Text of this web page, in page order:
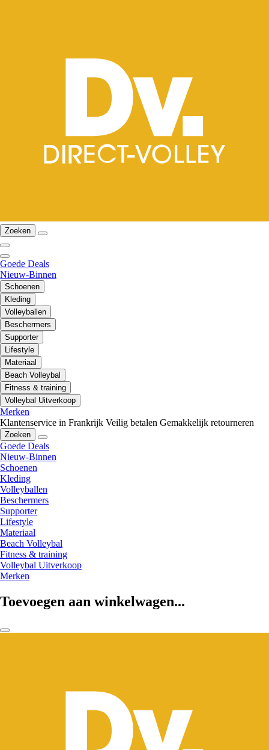
Zoeken
Goede Deals
Nieuw-Binnen
Schoenen
Kleding
Volleyballen
Beschermers
Supporter
Lifestyle
Materiaal
Beach Volleybal
Fitness & training
Volleybal Uitverkoop
Merken
Klantenservice in Frankrijk Veilig betalen Gemakkelijk retourneren
Zoeken
Goede Deals
Nieuw-Binnen
Schoenen
Kleding
Volleyballen
Beschermers
Supporter
Lifestyle
Materiaal
Beach Volleybal
Fitness & training
Volleybal Uitverkoop
Merken
Toevoegen aan winkelwagen...